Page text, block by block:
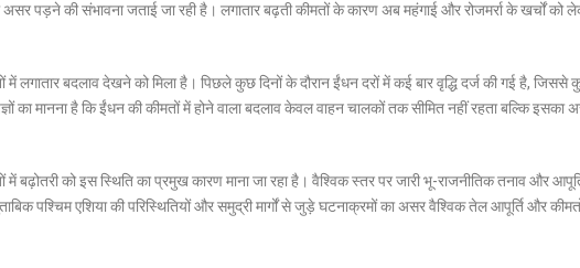
पड़ने की संभावना जताई जा रही है। लगातार बढ़ती कीमतों के कारण अब महंगाई और रोजमर्रा के खर्चों को
लगातार बदलाव देखने को मिला है। पिछले कुछ दिनों के दौरान ईंधन दरों में कई बार वृद्धि दर्ज की गई है, जिससे
का मानना है कि ईंधन की कीमतों में होने वाला बदलाव केवल वाहन चालकों तक सीमित नहीं रहता बल्कि इसका
बढ़ोतरी को इस स्थिति का प्रमुख कारण माना जा रहा है। वैश्विक स्तर पर जारी भू-राजनीतिक तनाव और
पश्चिम एशिया की परिस्थितियों और समुद्री मार्गों से जुड़े घटनाक्रमों का असर वैश्विक तेल आपूर्ति और